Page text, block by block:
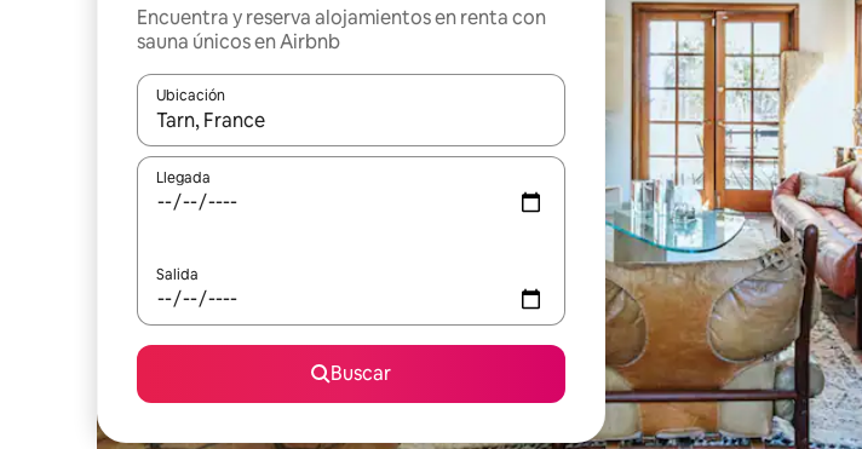
Encuentra y reserva alojamientos en renta con
sauna únicos en Airbnb
Ubicación
Cuando los resultados estén disponibles, podrás navegar usando las teclas de las flechas
Llegada
Salida
Buscar